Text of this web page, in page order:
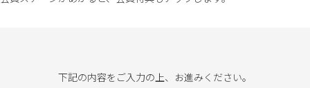
下記の内容をご入力の上、お進みください。